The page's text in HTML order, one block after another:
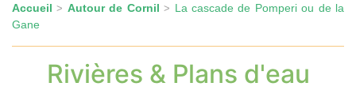
Accueil > Autour de Cornil > La cascade de Pomperi ou de la
Gane
Rivières & Plans d'eau